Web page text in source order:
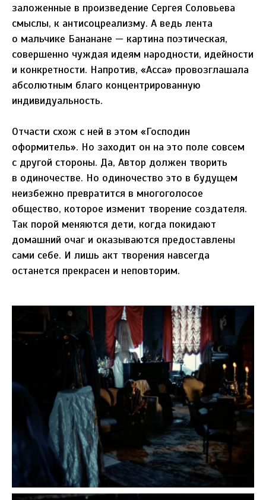
заложенные в произведение Сергея Соловьева
смыслы, к антисоцреализму. А ведь лента
о мальчике Бананане — картина поэтическая,
совершенно чуждая идеям народности, идейности
и конкретности. Напротив, «Асса» провозглашала
абсолютным благо концентрированную
индивидуальность.
Отчасти схож с ней в этом «Господин
оформитель». Но заходит он на это поле совсем
с другой стороны. Да, Автор должен творить
в одиночестве. Но одиночество это в будущем
неизбежно превратится в многоголосое
общество, которое изменит творение создателя.
Так порой меняются дети, когда покидают
домашний очаг и оказываются предоставлены
сами себе. И лишь акт творения навсегда
останется прекрасен и неповторим.